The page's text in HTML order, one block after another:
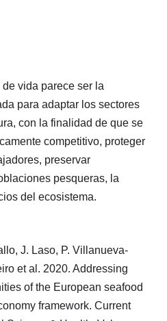
vida parece ser la
para adaptar los sectores
con la finalidad de que se
competitivo, proteger
preservar
pesqueras, la
del ecosistema.
J. Laso, P. Villanueva-
et al. 2020. Addressing
of the European seafood
framework. Current